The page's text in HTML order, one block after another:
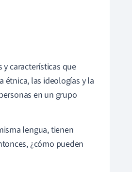
características que
étnica, las ideologías y la
en un grupo
lengua, tienen
¿cómo pueden